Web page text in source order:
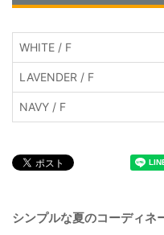
WHITE / F
LAVENDER / F
NAVY / F
シンプルな夏のコーディネ